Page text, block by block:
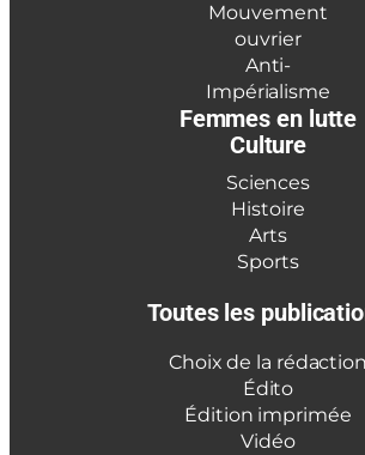
Mouvement
ouvrier
Anti-
Impérialisme
Femmes en lutte
Culture
Sciences
Histoire
Arts
Sports
Toutes les
Choix de la rédaction
Édito
Édition imprimée
Vidéo